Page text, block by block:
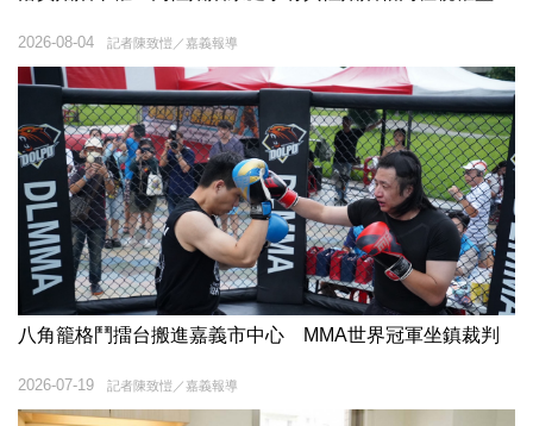
記者陳致愷／嘉義報導
2026-08-04
八角籠格鬥擂台搬進嘉義市中心 MMA世界冠軍坐鎮裁判
記者陳致愷／嘉義報導
2026-07-19